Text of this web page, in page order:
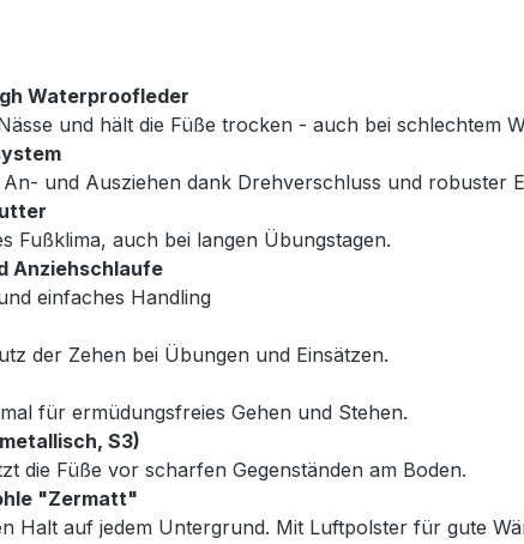
Waterproofleder
und hält die Füße trocken - auch bei schlechtem
und Ausziehen dank Drehverschluss und robuster
Fußklima, auch bei langen Übungstagen.
Anziehschlaufe
einfaches Handling
der Zehen bei Übungen und Einsätzen.
für ermüdungsfreies Gehen und Stehen.
S3)
die Füße vor scharfen Gegenständen am Boden.
"Zermatt"
Halt auf jedem Untergrund. Mit Luftpolster für gute